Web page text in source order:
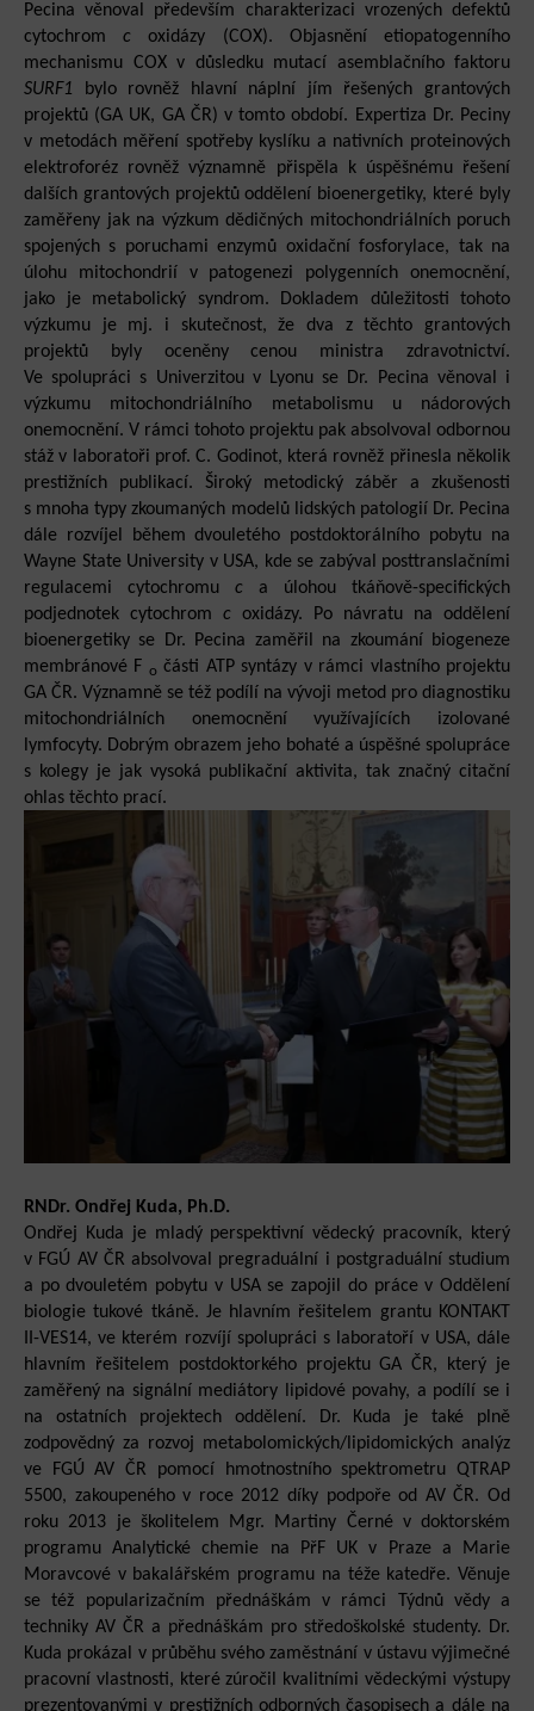
Pecina věnoval především charakterizaci vrozených defektů
cytochromc oxidázy (COX). Objasnění etiopatogenního
mechanismu COX v důsledku mutací asemblačního faktoru
SURF1 bylo rovněž hlavní náplní jím řešených grantových
projektů (GA UK, GA ČR) v tomto období. Expertiza Dr. Peciny
v metodách měření spotřeby kyslíku a nativních proteinových
elektroforéz rovněž významně přispěla k úspěšnému řešení
dalších grantových projektů oddělení bioenergetiky, které byly
zaměřeny jak na výzkum dědičných mitochondriálních poruch
spojených s poruchami enzymů oxidační fosforylace, tak na
úlohu mitochondrií v patogenezi polygenních onemocnění,
jako je metabolický syndrom. Dokladem důležitosti tohoto
výzkumu je mj. i skutečnost, že dva z těchto grantových
projektů byly oceněny cenou ministra zdravotnictví.
Ve spolupráci s Univerzitou v Lyonu se Dr. Pecina věnoval i
výzkumu mitochondriálního metabolismu u nádorových
onemocnění. V rámci tohoto projektu pak absolvoval odbornou
stáž v laboratoři prof. C. Godinot, která rovněž přinesla několik
prestižních publikací. Široký metodický záběr a zkušenosti
s mnoha typy zkoumaných modelů lidských patologií Dr. Pecina
dále rozvíjel během dvouletého postdoktorálního pobytu na
Wayne State University v USA, kde se zabýval posttranslačními
regulacemi cytochromu c a úlohou tkáňově-specifických
podjednotek cytochrom c oxidázy. Po návratu na oddělení
bioenergetiky se Dr. Pecina zaměřil na zkoumání biogeneze
membránové F o části ATP syntázy v rámci vlastního projektu
GA ČR. Významně se též podílí na vývoji metod pro diagnostiku
mitochondriálních onemocnění využívajících izolované
lymfocyty. Dobrým obrazem jeho bohaté a úspěšné spolupráce
s kolegy je jak vysoká publikační aktivita, tak značný citační
ohlas těchto prací.
RNDr. Ondřej Kuda, Ph.D.
Ondřej Kuda je mladý perspektivní vědecký pracovník, který
v FGÚ AV ČR absolvoval pregraduální i postgraduální studium
a po dvouletém pobytu v USA se zapojil do práce v Oddělení
biologie tukové tkáně. Je hlavním řešitelem grantu KONTAKT
II-VES14, ve kterém rozvíjí spolupráci s laboratoří v USA, dále
hlavním řešitelem postdoktorkého projektu GA ČR, který je
zaměřený na signální mediátory lipidové povahy, a podílí se i
na ostatních projektech oddělení. Dr. Kuda je také plně
zodpovědný za rozvoj metabolomických/lipidomických analýz
ve FGÚ AV ČR pomocí hmotnostního spektrometru QTRAP
5500, zakoupeného v roce 2012 díky podpoře od AV ČR. Od
roku 2013 je školitelem Mgr. Martiny Černé v doktorském
programu Analytické chemie na PřF UK v Praze a Marie
Moravcové v bakalářském programu na téže katedře. Věnuje
se též popularizačním přednáškám v rámci Týdnů vědy a
techniky AV ČR a přednáškám pro středoškolské studenty. Dr.
Kuda prokázal v průběhu svého zaměstnání v ústavu výjimečné
pracovní vlastnosti, které zúročil kvalitními vědeckými výstupy
prezentovanými v prestižních odborných časopisech a dále na